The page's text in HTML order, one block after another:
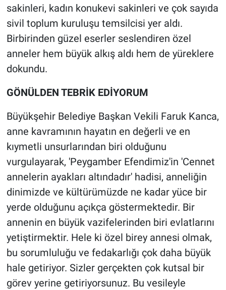
sakinleri, kadın konukevi sakinleri ve çok sayıda
sivil toplum kuruluşu temsilcisi yer aldı.
Birbirinden güzel eserler seslendiren özel
anneler hem büyük alkış aldı hem de yüreklere
dokundu.
GÖNÜLDEN TEBRİK EDİYORUM
Büyükşehir Belediye Başkan Vekili Faruk Kanca,
anne kavramının hayatın en değerli ve en
kıymetli unsurlarından biri olduğunu
vurgulayarak, 'Peygamber Efendimiz'in 'Cennet
annelerin ayakları altındadır' hadisi, anneliğin
dinimizde ve kültürümüzde ne kadar yüce bir
yerde olduğunu açıkça göstermektedir. Bir
annenin en büyük vazifelerinden biri evlatlarını
yetiştirmektir. Hele ki özel birey annesi olmak,
bu sorumluluğu ve fedakarlığı çok daha büyük
hale getiriyor. Sizler gerçekten çok kutsal bir
görev yerine getiriyorsunuz. Bu vesileyle